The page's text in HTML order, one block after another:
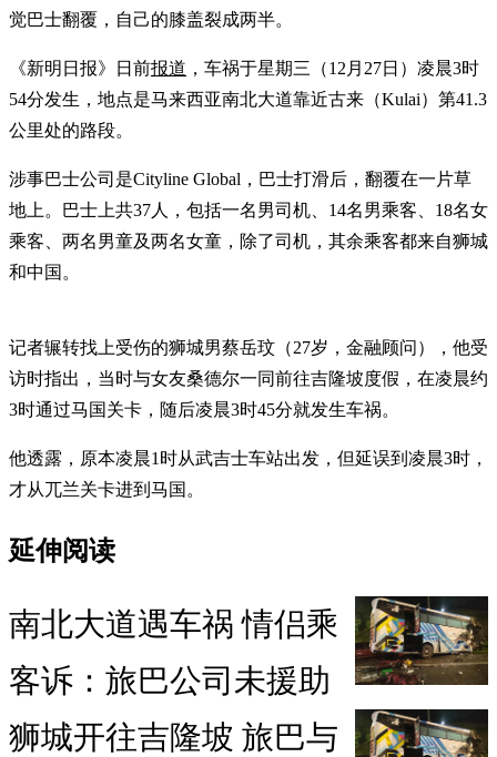
觉巴士翻覆，自己的膝盖裂成两半。
《新明日报》日前报道 ，车祸于星期三（12月27日）凌晨3时
54分发生，地点是马来西亚南北大道靠近古来（Kulai）第41.3
公里处的路段。
涉事巴士公司是Cityline Global，巴士打滑后，翻覆在一片草
地上。巴士上共37人，包括一名男司机、14名男乘客、18名女
乘客、两名男童及两名女童，除了司机，其余乘客都来自狮城
和中国。
记者辗转找上受伤的狮城男蔡岳玟（27岁，金融顾问），他受
访时指出，当时与女友桑德尔一同前往吉隆坡度假，在凌晨约
3时通过马国关卡，随后凌晨3时45分就发生车祸。
他透露，原本凌晨1时从武吉士车站出发，但延误到凌晨3时，
才从兀兰关卡进到马国。
延伸阅读
南北大道遇车祸 情侣乘
客诉：旅巴公司未援助
狮城开往吉隆坡 旅巴与